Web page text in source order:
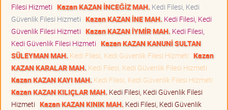
Filesi Hizmeti Kazan KAZAN İNCEĞİZ MAH. Kedi Filesi, Kedi
Güvenlik Filesi Hizmeti Kazan KAZAN İNE MAH. Kedi Filesi, Kedi
Güvenlik Filesi Hizmeti Kazan KAZAN İYMİR MAH. Kedi Filesi,
Kedi Güvenlik Filesi Hizmeti Kazan KAZAN KANUNİ SULTAN
SÜLEYMAN MAH. Kedi Filesi, Kedi Güvenlik Filesi Hizmeti Kazan
KAZAN KARALAR MAH. Kedi Filesi, Kedi Güvenlik Filesi Hizmeti
Kazan KAZAN KAYI MAH. Kedi Filesi, Kedi Güvenlik Filesi Hizmeti
Kazan KAZAN KILIÇLAR MAH. Kedi Filesi, Kedi Güvenlik Filesi
Hizmeti Kazan KAZAN KINIK MAH. Kedi Filesi, Kedi Güvenlik